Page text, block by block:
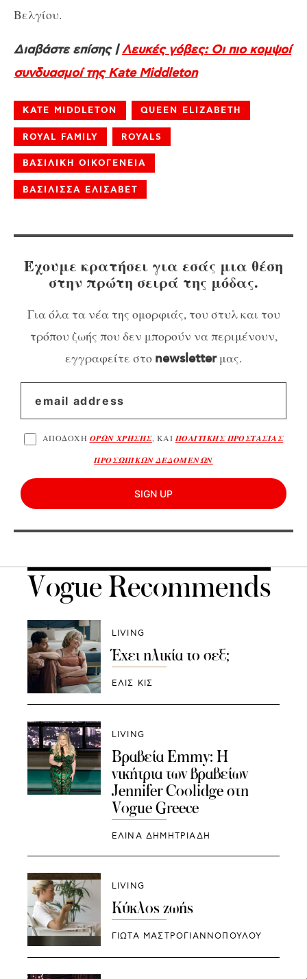
Βελγίου.
Διαβάστε επίσης |Λευκές γόβες: Οι πιο κομψοί
συνδυασμοί της Kate Middleton
KATE MIDDLETON QUEEN ELIZABETH
ROYAL FAMILY ROYALS
ΒΑΣΙΛΙΚΗ ΟΙΚΟΓΕΝΕΙΑ
ΒΑΣΙΛΙΣΣΑ ΕΛΙΣΑΒΕΤ
Έχουμε κρατήσει για εσάς μια θέση
στην πρώτη σειρά της μόδας.
Για όλα τα νέα της ομορφιάς, του στυλ και του
τρόπου ζωής που δεν μπορούν να περιμένουν,
εγγραφείτε στο newsletterμας.
ΑΠΟΔΟΧΗ ΟΡΩΝ ΧΡΗΣΗΣ, ΚΑΙ ΠΟΛΙΤΙΚΗΣ ΠΡΟΣΤΑΣΙΑΣ
ΠΡΟΣΩΠΙΚΩΝ ΔΕΔΟΜΕΝΩΝ
SIGN UP
Vogue Recommends
LIVING
Έχει ηλικία το σεξ;
ΕΛΙΣ ΚΙΣ
LIVING
Βραβεία Emmy: H
νικήτρια των βραβείων
Jennifer Coolidge στη
Vogue Greece
ΕΛΙΝΑ ΔΗΜΗΤΡΙΑΔΗ
LIVING
Κύκλος ζωής
ΓΙΩΤΑ ΜΑΣΤΡΟΓΙΑΝΝΟΠΟΥΛΟΥ